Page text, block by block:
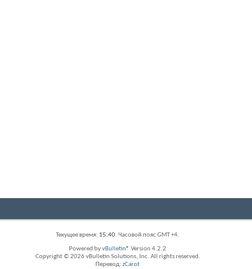
Текущее время: 15:40. Часовой пояс GMT +4.
Powered byvBulletin® Version 4.2.2
Copyright © 2026 vBulletin Solutions, Inc. All rights reserved.
Перевод: zCarot